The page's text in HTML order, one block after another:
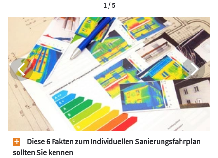
Diese 6 Fakten zum Individuellen Sanierungsfahrplan
sollten Sie kennen
1 / 5